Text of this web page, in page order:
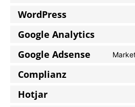
WordPress
Google Analytics
Google Adsense
Complianz
Hotjar